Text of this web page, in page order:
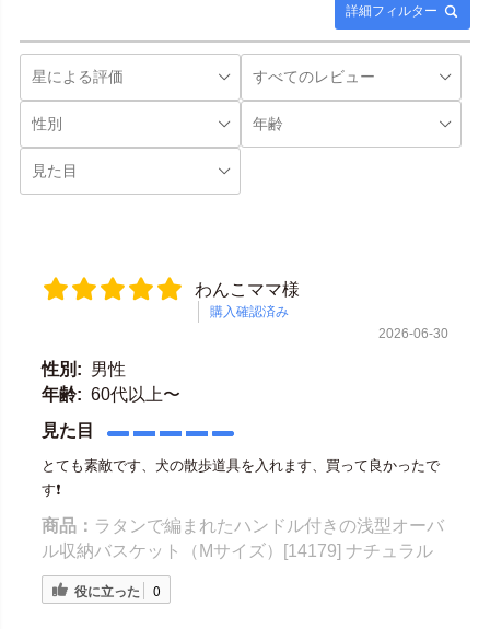
詳細フィルター
わんこママ様
購入確認済み
2026-06-30
性別: 男性
年齢: 60代以上〜
見た目
とても素敵です、犬の散歩道具を入れます、買って良かったで
す❗️
商品： ラタンで編まれたハンドル付きの浅型オーバ
ル収納バスケット（Mサイズ）[14179] ナチュラル
役に立った 0